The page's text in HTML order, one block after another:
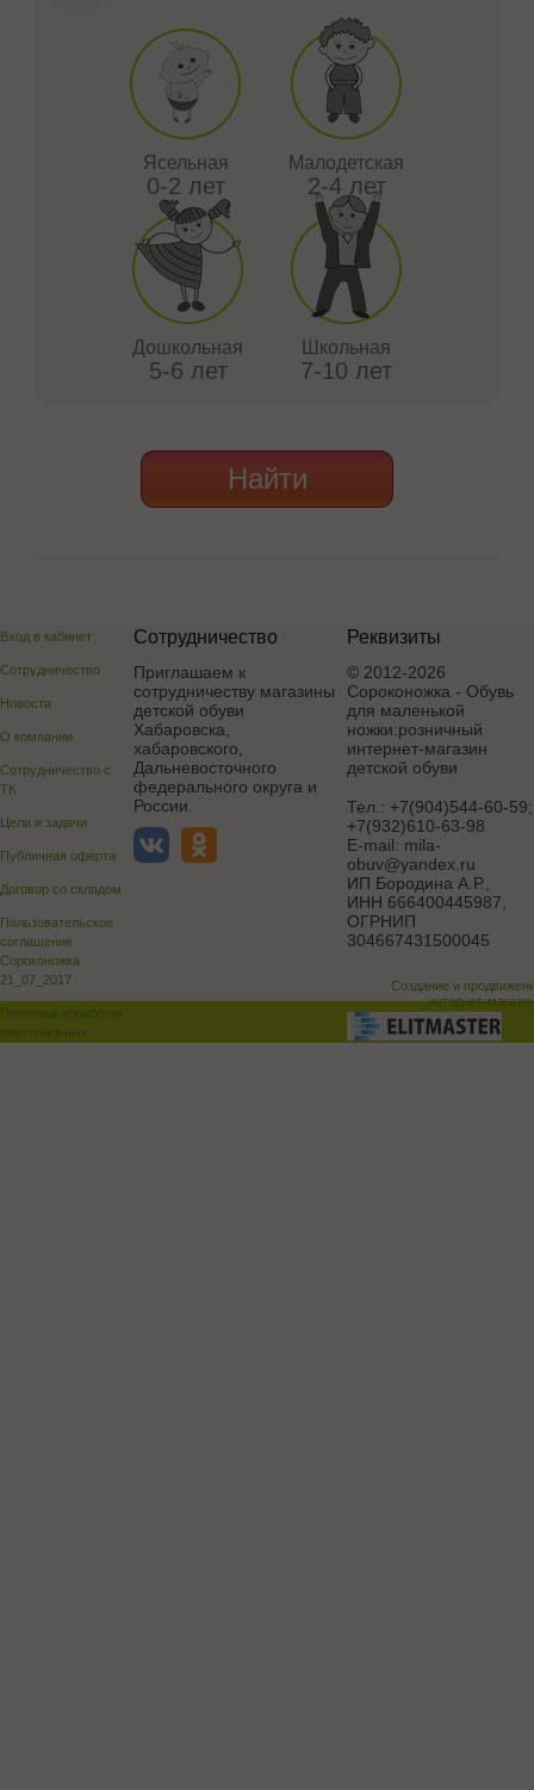
Ясельная
0-2 лет
Малодетская
2-4 лет
Дошкольная
5-6 лет
Школьная
7-10 лет
Вход в кабинет
Сотрудничество
Новости
О компании
Сотрудничество с
ТК
Цели и задачи
Публичная оферта
Договор со складом
Пользовательское
соглашение
Сороконожка
21_07_2017
Сотрудничество
Приглашаем к
сотрудничеству магазины
детской обуви
Хабаровска,
хабаровского,
Дальневосточного
федерального округа и
России.
Реквизиты
© 2012-2026
Сороконожка - Обувь
для маленькой
ножки:розничный
интернет-магазин
детской обуви
Тел.: +7(904)544-60-59;
+7(932)610-63-98
E-mail: mila-
obuv@yandex.ru
ИП Бородина А.Р.
ИНН 666400445987,
ОГРНИП
304667431500045
Создание и
интернет-